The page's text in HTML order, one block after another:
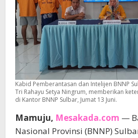
Kabid Pemberantasan dan Intelijen BNNP
Tri Rahayu Setya Ningrum, memberikan
di Kantor BNNP Sulbar, Jumat 13 Juni.
Mamuju, Mesakada.com —
Nasional Provinsi (BNNP)